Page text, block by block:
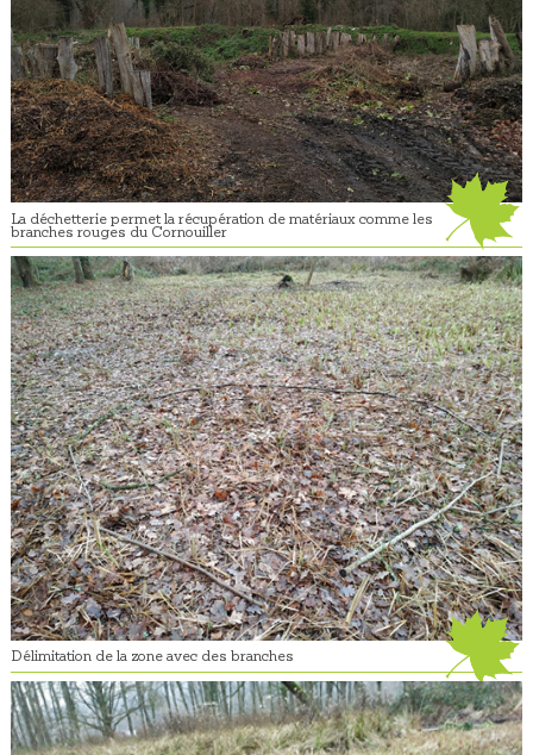
La déchetterie permet la récupération de matériaux comme les
branches rouges du Cornouiller
Délimitation de la zone avec des branches